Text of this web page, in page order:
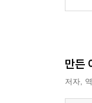
만든
저자,